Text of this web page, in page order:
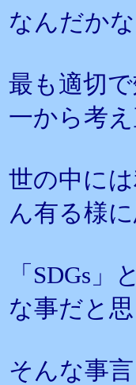
なんだかな
最も適切
一から考
世の中に
ん有る様に
「SDGs
な事だと思
そんな事